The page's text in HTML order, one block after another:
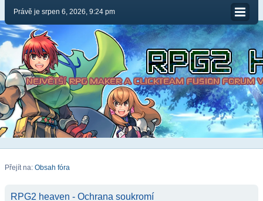
Právě je srpen 6, 2026, 9:24 pm
Přejít na: Obsah fóra
RPG2 heaven - Ochrana soukromí